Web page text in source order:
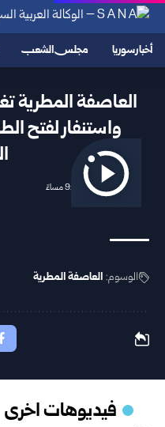
أخبار سوريا مجلس الشعب
العاصفة المطرية
واستنفار لفتح
2026/02/08 9:53 مساءً
الوسوم: العاصفة المطرية
فيديوهات اخرى